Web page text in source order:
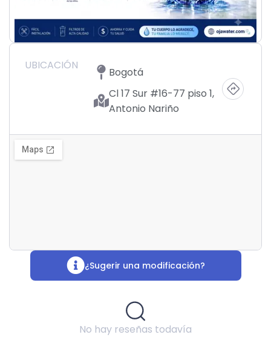
UBICACIÓN
Bogotá
Cl 17 Sur #16-77 piso 1,
Antonio Nariño
¿Sugerir una modificación?
No hay reseñas todavía